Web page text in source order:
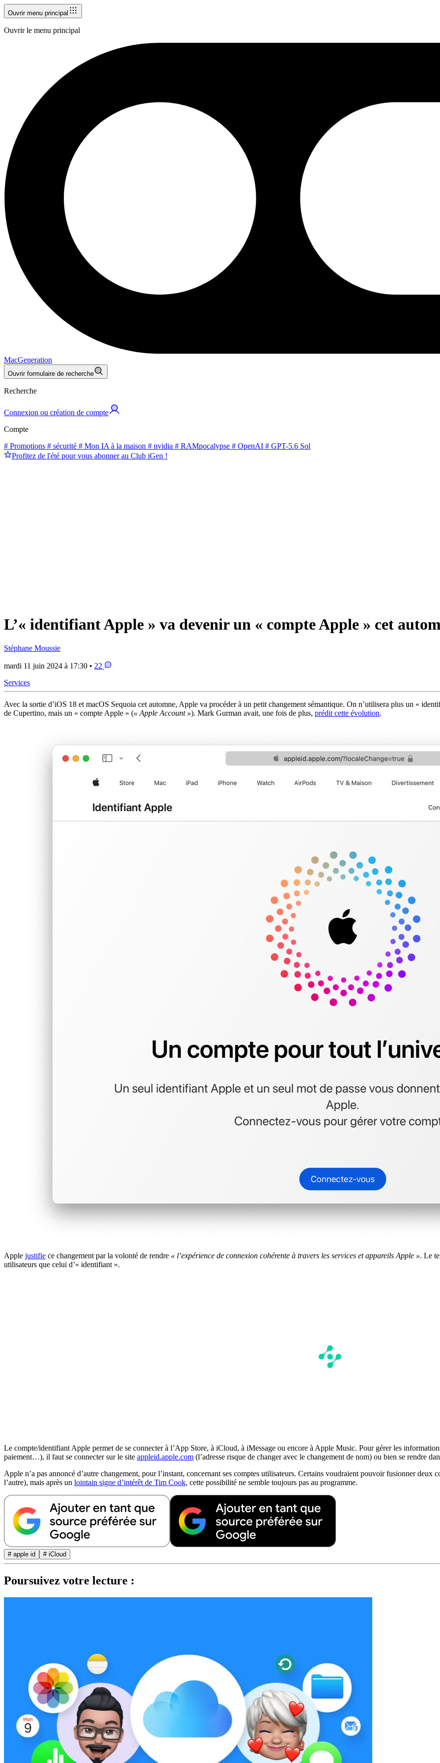
Ouvrir menu principal
Ouvrir le menu principal
MacGeneration
Ouvrir formulaire de recherche
Recherche
Connexion ou création de compte
Compte
# Promotions # sécurité # Mon IA à la maison # nvidia # RAMpocalypse # OpenAI # GPT-5.6 Sol
Profitez de l'été pour vous abonner au Club iGen !
L’« identifiant Apple » va devenir un « compte Apple » cet
Stéphane Moussie
mardi 11 juin 2024 à 17:30 • 22
Services
Avec la sortie d’iOS 18 et macOS Sequoia cet automne, Apple va procéder à un petit changement sémantique. On n’utilisera plus un «
de Cupertino, mais un « compte Apple » (« Apple Account »). Mark Gurman avait, une fois de plus, prédit cette évolution.
Apple justifie ce changement par la volonté de rendre « l’expérience de connexion cohérente à travers les services et appareils Apple ». Le
utilisateurs que celui d’« identifiant ».
Le compte/identifiant Apple permet de se connecter à l’App Store, à iCloud, à iMessage ou encore à Apple Music. Pour gérer les
paiement…), il faut se connecter sur le site appleid.apple.com (l’adresse risque de changer avec le changement de nom) ou bien se rendre
Apple n’a pas annoncé d’autre changement, pour l’instant, concernant ses comptes utilisateurs. Certains voudraient pouvoir fusionner deux
l’autre), mais après un lointain signe d’intérêt de Tim Cook, cette possibilité ne semble toujours pas au programme.
# apple id # iCloud
Poursuivez votre lecture :